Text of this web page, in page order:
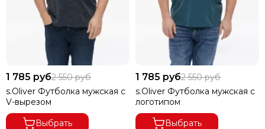
1 785 руб2 550 руб
s.Oliver Футболка мужская с
V-вырезом
Выбрать
1 785 руб2 550 руб
s.Oliver Футболка мужская с
логотипом
Выбрать